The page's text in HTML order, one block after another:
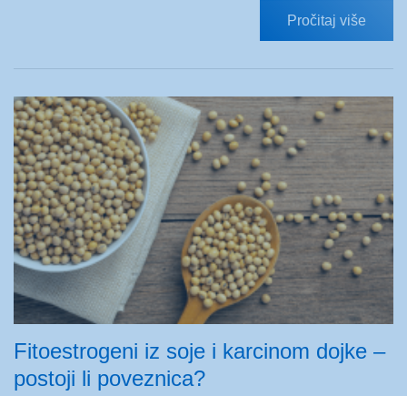
Pročitaj više
Fitoestrogeni iz soje i karcinom dojke –
postoji li poveznica?